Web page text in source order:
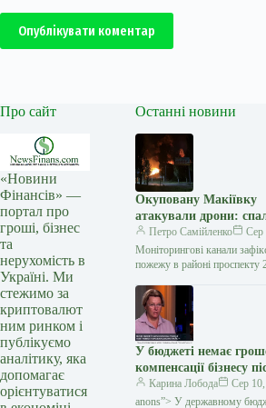
Опублікувати коментар
Про сайт
«Новини
Фінансів» —
портал про
гроші, бізнес
та
нерухомість в
Україні. Ми
стежимо за
криптовалют
ним ринком і
публікуємо
аналітику, яка
допомагає
орієнтуватися
Останні новини
Окуповану Макіївку
атакували дрони:
ТЦ «Галактика»
Петро Самійленко
Сер
Моніторингові канали
пожежу в районі проспекту
Макіївці на Донеччині вночі
спалахнула пожежа в
У бюджеті немає
компенсації бізнесу
атаки РФ на
Южаніна — Мінфін
Карина Лобода
Сер
anons”> У державному